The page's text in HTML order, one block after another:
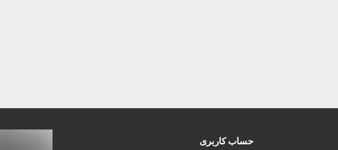
حساب کاربری